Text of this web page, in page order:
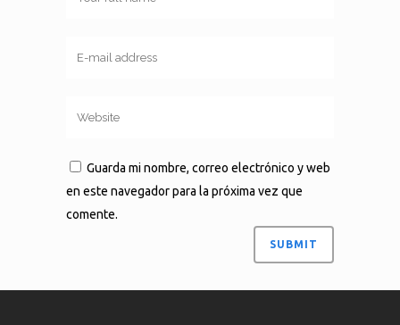
Guarda mi nombre, correo electrónico y web
en este navegador para la próxima vez que
comente.